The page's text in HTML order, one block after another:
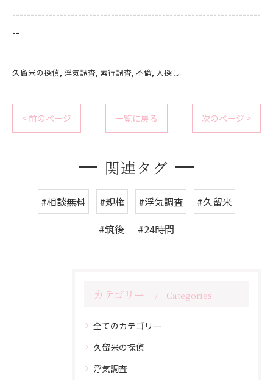
--------------------------------------------------------------------
--
久留米の探偵 浮気調査 素行調査 不倫 人探し
< 前のページ 一覧に戻る 次のページ >
関連タグ
#相談無料 #親権 #浮気調査
#久留米
#筑後
#24時間
カテゴリー Categories
全てのカテゴリー
久留米の探偵
浮気調査